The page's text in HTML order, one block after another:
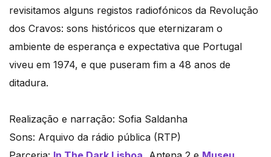
revisitamos alguns registos radiofónicos da Revolução
dos Cravos: sons históricos que eternizaram o
ambiente de esperança e expectativa que Portugal
viveu em 1974, e que puseram fim a 48 anos de
ditadura.
Realização e narração: Sofia Saldanha
Sons: Arquivo da rádio pública (RTP)